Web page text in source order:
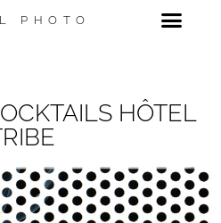
PHOTO
HÔTEL